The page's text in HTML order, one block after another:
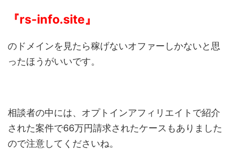
『rs-info.site』
のドメインを見たら稼げないオファーしかないと思
ったほうがいいです。
相談者の中には、オプトインアフィリエイトで紹介
された案件で66万円請求されたケースもありました
ので注意してくださいね。